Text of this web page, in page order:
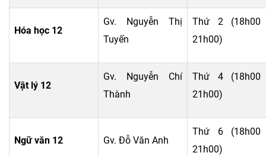
Hóa học 12
Gv. Nguyễn Thị
Tuyến
Thứ 2 (18h00
21h00)
Vật lý 12
Gv. Nguyễn Chí
Thành
Thứ 4 (18h00
21h00)
Ngữ văn 12 Gv. Đỗ Văn Anh
Thứ 6 (18h00
21h00)